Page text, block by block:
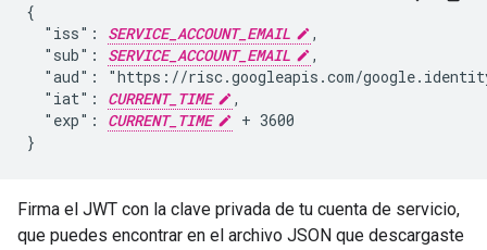
{
  "iss":
SERVICE_ACCOUNT_EMAIL
,
  "sub":
SERVICE_ACCOUNT_EMAIL
,
"aud": "https://risc.googleapis.com/
  "iat":
CURRENT_TIME
,
  "exp":
CURRENT_TIME
+ 3600
}
Firma el JWT con la clave privada de tu cuenta de servicio,
que puedes encontrar en el archivo JSON que descargaste